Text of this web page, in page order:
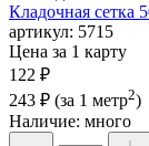
Кладочная сетка
артикул: 5715
Цена за 1 карту
122 ₽
243 ₽ (за 1 метр2)
Наличие: много